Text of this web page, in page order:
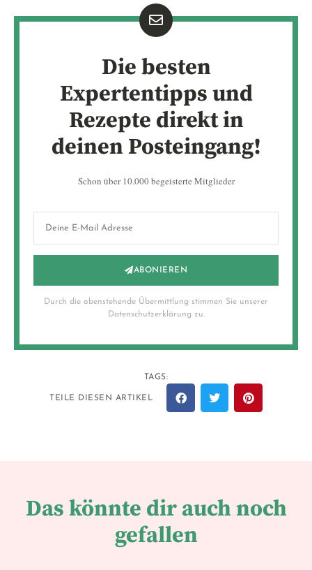
Die besten
Expertentipps und
Rezepte direkt in
deinen Posteingang!
Schon über 10.000 begeisterte Mitglieder
ABONIEREN
Durch die obenstehende Übermittlung stimmen Sie unserer
Datenschutzerklärung zu.
TAGS:
TEILE DIESEN ARTIKEL
Das könnte dir auch noch
gefallen